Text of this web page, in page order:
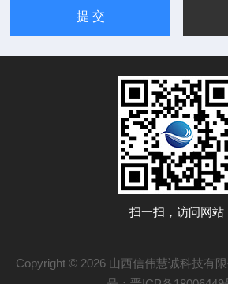
扫一扫，访问网站
Copyright © 2026 山西信伟慧诚科技有